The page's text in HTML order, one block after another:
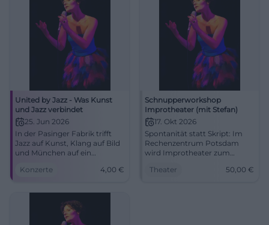
United by Jazz - Was Kunst
und Jazz verbindet
25. Jun 2026
In der Pasinger Fabrik trifft
Jazz auf Kunst, Klang auf Bild
und München auf ein
Am 25.06.2026 live erleben.
Konzerte 4,00 €
Schnupperworkshop
Improtheater (mit Stefan)
17. Okt 2026
Spontanität statt Skript: Im
Rechenzentrum Potsdam
wird Improtheater zum
17.10.2026, 50 €. Jetzt Platz
Theater 50,00 €